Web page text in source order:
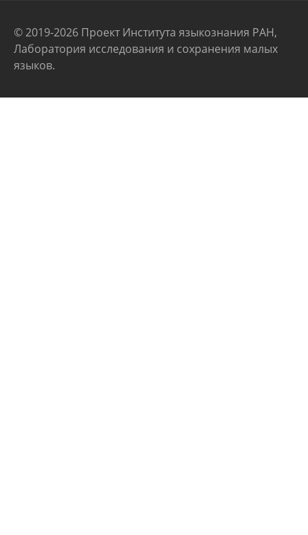
© 2019-2026 Проект Института языкознания РАН,
Лаборатория исследования и сохранения малых
языков.